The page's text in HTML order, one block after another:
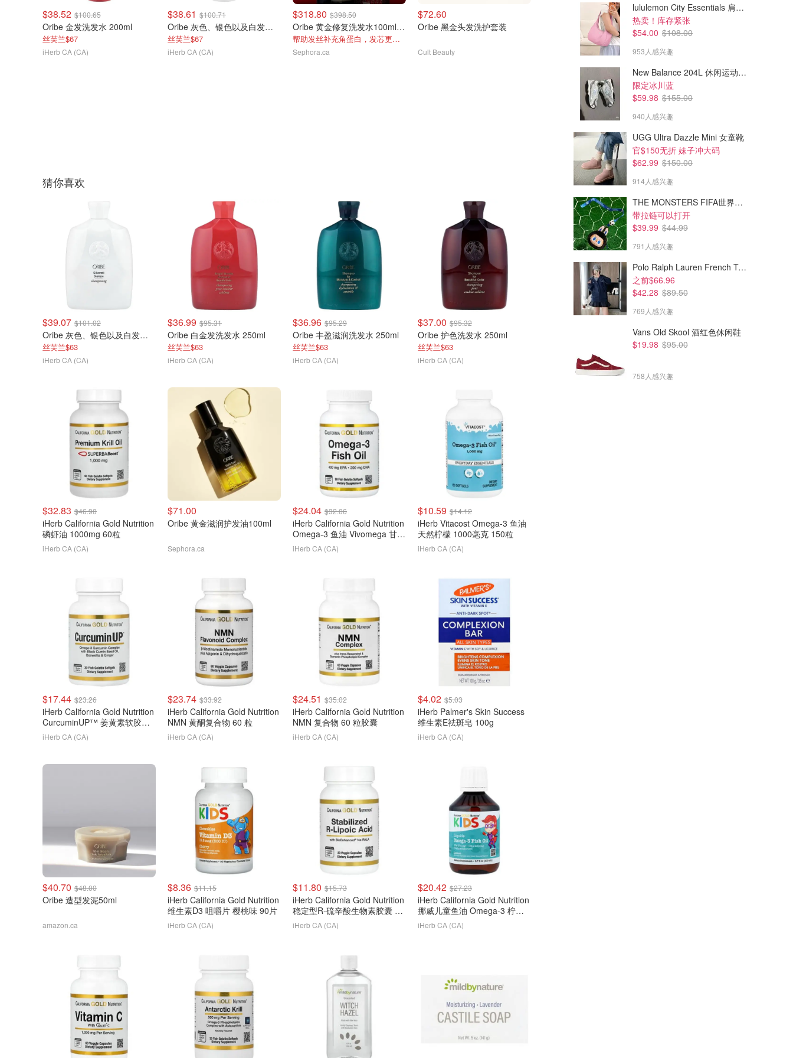
$38.52 $100.65
Oribe 金发洗发水 200ml
丝芙兰$67
iHerb CA (CA)
$38.61 $100.71
Oribe 灰色、银色以及白发护发素 200ml
丝芙兰$67
iHerb CA (CA)
$318.80 $398.50
Oribe 黄金修复洗发水100ml+护发素100ml套装
帮助发丝补充角蛋白，发芯更强韧
Sephora.ca
$72.60
Oribe 黑金头发洗护套装
Cult Beauty
iHerb California Gold Nutrition
强健发根头皮油 生物素 2液盎
iHerb CA (CA)
$98.00
Oribe 护发修复精华100ml
Sephora.ca
猜你喜欢
$39.07 $101.02
Oribe 灰色、银色以及白发洗发水 250ml
丝芙兰$63
iHerb CA (CA)
$36.99 $95.31
Oribe 白金发洗发水 250ml
丝芙兰$63
iHerb CA (CA)
$36.96 $95.29
Oribe 丰盈滋润洗发水 250ml
丝芙兰$63
iHerb CA (CA)
$37.00 $95.32
Oribe 护色洗发水 250ml
丝芙兰$63
iHerb CA (CA)
$32.83 $46.90
iHerb California Gold Nutrition
磷虾油 1000mg 60粒
iHerb CA (CA)
$71.00
Oribe 黄金滋润护发油100ml
Sephora.ca
$24.04 $32.06
iHerb California Gold Nutrition
Omega-3 鱼油 Vivomega 甘油
三酯型 1000毫克 90粒
iHerb CA (CA)
$10.59 $14.12
iHerb Vitacost Omega-3 鱼油
天然柠檬 1000毫克 150粒
iHerb CA (CA)
$17.44 $23.26
iHerb California Gold Nutrition
CurcuminUP™ 姜黄素软胶囊
30粒
iHerb CA (CA)
$23.74 $33.92
iHerb California Gold Nutrition
NMN 黄酮复合物 60 粒
iHerb CA (CA)
$24.51 $35.02
iHerb California Gold Nutrition
NMN 复合物 60 粒胶囊
iHerb CA (CA)
$4.02 $5.03
iHerb Palmer's Skin Success
维生素E祛斑皂 100g
iHerb CA (CA)
$40.70 $48.00
Oribe 造型发泥50ml
amazon.ca
$8.36 $11.15
iHerb California Gold Nutrition
维生素D3 咀嚼片 樱桃味 90片
iHerb CA (CA)
$11.80 $15.73
iHerb California Gold Nutrition
稳定型R-硫辛酸生物素胶囊 30
粒
iHerb CA (CA)
$20.42 $27.23
iHerb California Gold Nutrition
挪威儿童鱼油 Omega-3 柠檬
味 200ml
iHerb CA (CA)
lululemon City Essentials 肩背包 4L
热卖！库存紧张
$54.00 $108.00
953人感兴趣
New Balance 204L 休闲运动鞋 蓝银色
限定冰川蓝
$59.98 $155.00
940人感兴趣
UGG Ultra Dazzle Mini 女童靴
官$150无折 妹子冲大码
$62.99 $150.00
914人感兴趣
THE MONSTERS FIFA世界杯 耳机包
带拉链可以打开
$39.99 $44.99
791人感兴趣
Polo Ralph Lauren French Terry 女童连帽卫衣 7-16码
之前$66.96
$42.28 $89.50
769人感兴趣
Vans Old Skool 酒红色休闲鞋
$19.98 $95.00
758人感兴趣